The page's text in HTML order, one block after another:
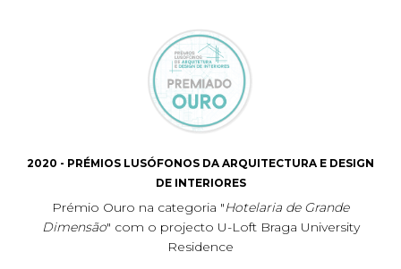
2020 - PRÉMIOS LUSÓFONOS DA ARQUITECTURA E DESIGN
DE INTERIORES
Prémio Ouro na categoria "Hotelaria de Grande
Dimensão" com o projecto U-Loft Braga University
Residence